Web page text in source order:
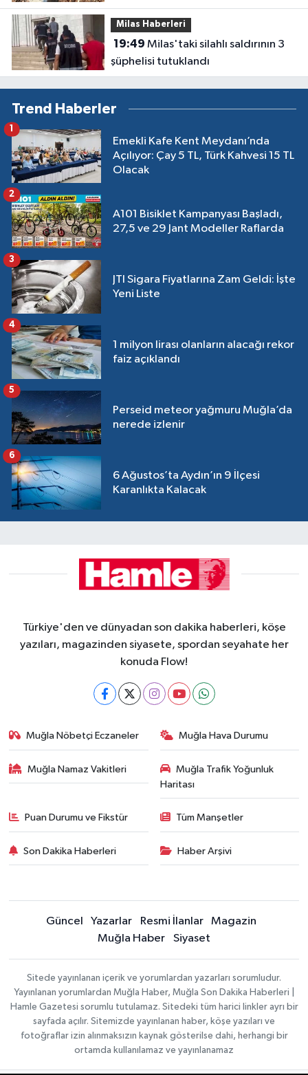
Yenileniyor
Milas Haberleri
19:49
şüphelisi tutuklandı
Trend Haberler
Emekli Kafe Kent Meydanı’nda
Açılıyor: Çay 5 TL, Türk Kahvesi 15 TL
Olacak
1
A101 Bisiklet Kampanyası Başladı,
27,5 ve 29 Jant Modeller Raflarda
2
JTI Sigara Fiyatlarına Zam Geldi: İşte
Yeni Liste
3
1 milyon lirası olanların alacağı rekor
faiz açıklandı
4
Perseid meteor yağmuru Muğla’da
nerede izlenir
5
6 Ağustos’ta Aydın’ın 9 İlçesi
Karanlıkta Kalacak
6
Türkiye'den ve dünyadan son dakika haberleri, köşe
yazıları, magazinden siyasete, spordan seyahate her
konuda Flow!
Muğla Nöbetçi Eczaneler Muğla Hava Durumu
Muğla Namaz Vakitleri
Muğla Trafik Yoğunluk
Haritası
Puan Durumu ve Fikstür Tüm Manşetler
Son Dakika Haberleri Haber Arşivi
Güncel Yazarlar Resmi İlanlar
Magazin
Muğla Haber
Siyaset
Sitede yayınlanan içerik ve yorumlardan yazarları sorumludur.
Yayınlanan yorumlardan Muğla Haber, Muğla Son Dakika Haberleri |
Hamle Gazetesi sorumlu tutulamaz. Sitedeki tüm harici linkler ayrı bir
sayfada açılır. Sitemizde yayınlanan haber, köşe yazıları ve
fotoğraflar izin alınmaksızın kaynak gösterilse dahi, herhangi bir
ortamda kullanılamaz ve yayınlanamaz